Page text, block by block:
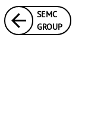
SEMC
GROUP